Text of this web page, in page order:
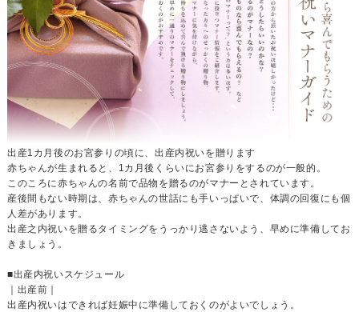
出産1カ月後のお宮参りの頃に、出産内祝いを贈ります
赤ちゃんが生まれると、1カ月後くらいにお宮参りをするのが一般的。
このころに赤ちゃんの名前で品物を贈るのがマナーとされています。
産後間もない時期は、赤ちゃんの世話にも手いっぱいで、体調の回復にも個
人差があります。
出産之内祝いを贈るタイミングをうっかり逃さないよう、早めに準備してお
きましょう。
■出産内祝いスケジュール
｜出産前｜
出産内祝いはできれば妊娠中に準備しておくのがよいでしょう。